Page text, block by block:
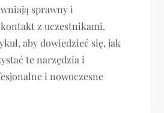
sprawny i
z uczestnikami.
aby dowiedzieć się, jak
te narzędzia i
i nowoczesne